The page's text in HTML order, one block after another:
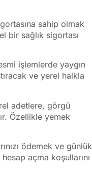
sahip olmak
bir sağlık sigortası
işlemlerde yaygın
ve yerel halkla
adetlere, görgü
Özellikle yemek
ödemek ve günlük
açma koşullarını